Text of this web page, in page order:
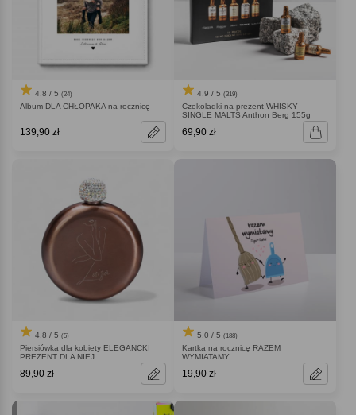
4.8 / 5 (24)
Album DLA CHŁOPAKA na rocznicę
139,90 zł
4.9 / 5 (319)
Czekoladki na prezent WHISKY
SINGLE MALTS Anthon Berg 155g
69,90 zł
4.8 / 5 (5)
Piersiówka dla kobiety ELEGANCKI
PREZENT DLA NIEJ
89,90 zł
5.0 / 5 (188)
Kartka na rocznicę RAZEM
WYMIATAMY
19,90 zł